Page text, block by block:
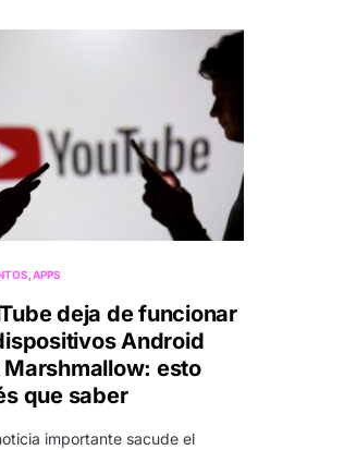
APPS
deja de funcionar
Android
esto
que saber
importante sacude el